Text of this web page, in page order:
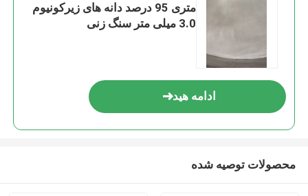
متری 95 درصد دانه های زیرکونیوم
3.0 میلی متر سنگ زنی
ادامه هید
محصولات توصیه شده